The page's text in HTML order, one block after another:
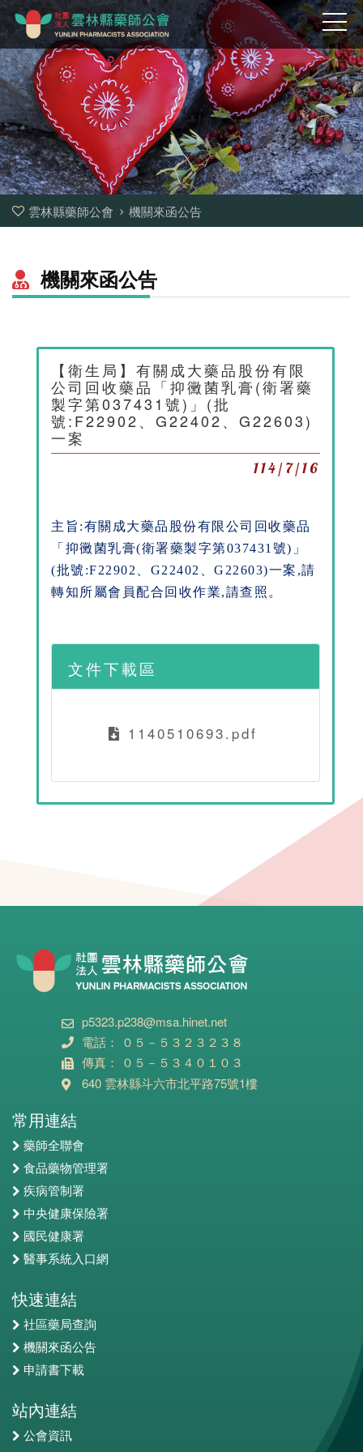
雲林縣藥師公會 機關來函公告
機關來函公告
【衛生局】有關成大藥品股份有限
公司回收藥品「抑黴菌乳膏(衛署藥
製字第037431號)」(批
號:F22902、G22402、G22603)
一案
114/7/16
主旨:有關成大藥品股份有限公司回收藥品
「抑黴菌乳膏(衛署藥製字第037431號)」
(批號:F22902、G22402、G22603)一案,請
轉知所屬會員配合回收作業,請查照。
文件下載區
1140510693.pdf
p5323.p238@msa.hinet.net
電話： ０５－５３２３２３８
傳真： ０５－５３４０１０３
640 雲林縣斗六市北平路75號1樓
常用連結
藥師全聯會
食品藥物管理署
疾病管制署
中央健康保險署
國民健康署
醫事系統入口網
快速連結
社區藥局查詢
機關來函公告
申請書下載
站內連結
公會資訊